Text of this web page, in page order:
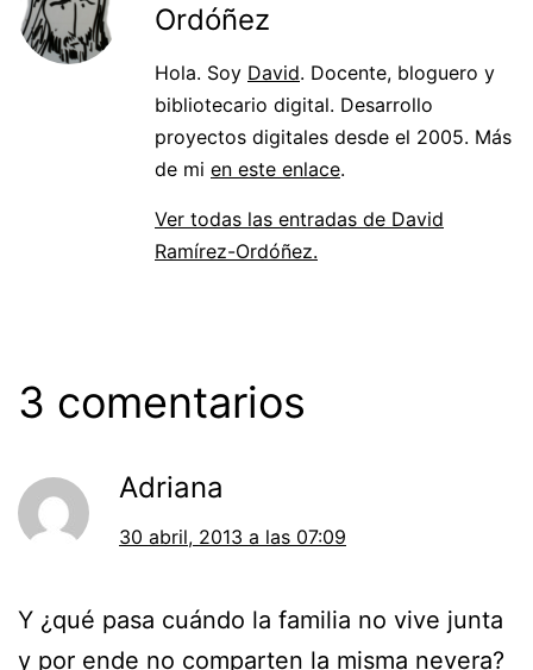
Ordóñez
Hola. Soy David. Docente, bloguero y
bibliotecario digital. Desarrollo
proyectos digitales desde el 2005. Más
de mi en este enlace.
Ver todas las entradas de David
Ramírez-Ordóñez.
3 comentarios
Adriana
30 abril, 2013 a las 07:09
Y ¿qué pasa cuándo la familia no vive junta
y por ende no comparten la misma nevera?